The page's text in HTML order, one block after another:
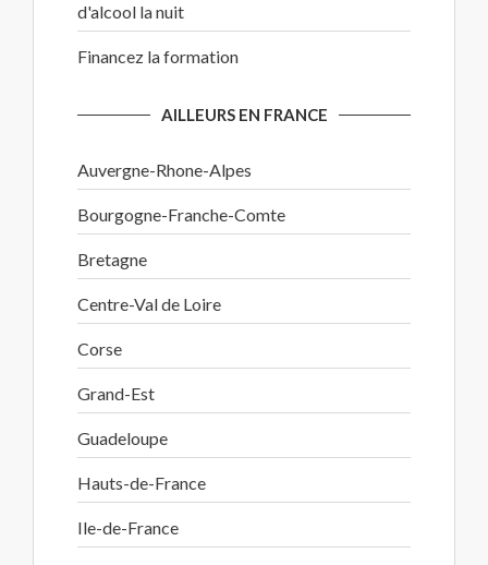
d'alcool la nuit
Financez la formation
AILLEURS EN FRANCE
Auvergne-Rhone-Alpes
Bourgogne-Franche-Comte
Bretagne
Centre-Val de Loire
Corse
Grand-Est
Guadeloupe
Hauts-de-France
Ile-de-France